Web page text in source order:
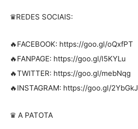
♛REDES SOCIAIS:
🔥FACEBOOK: https://goo.gl/oQxfPT
🔥FANPAGE: https://goo.gl/l5KYLu
🔥TWITTER: https://goo.gl/mebNqg
🔥INSTAGRAM: https://goo.gl/2YbGkJ
♛ A PATOTA